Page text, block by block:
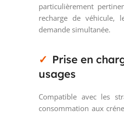
particulièrement
recharge de véhicule,
demande simultanée.
Prise en
usages
Compatible avec les
consommation aux